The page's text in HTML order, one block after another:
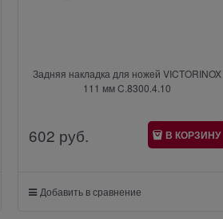
Задняя накладка для ножей VICTORINOX
111 мм C.8300.4.10
602 руб. В КОРЗИНУ
Добавить в сравнение